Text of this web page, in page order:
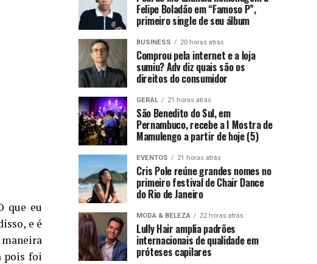
que eu
e é
pois foi
Felipe Boladão em “Famoso P”,
primeiro single de seu álbum
BUSINESS 20 horas atrás
Comprou pela internet e a loja
sumiu? Adv diz quais são os
direitos do consumidor
GERAL 21 horas atrás
São Benedito do Sul, em
Pernambuco, recebe a I Mostra de
Mamulengo a partir de hoje (5)
EVENTOS 21 horas atrás
Cris Pole reúne grandes nomes no
primeiro festival de Chair Dance
do Rio de Janeiro
MODA & BELEZA 22 horas atrás
Lully Hair amplia padrões
internacionais de qualidade em
próteses capilares